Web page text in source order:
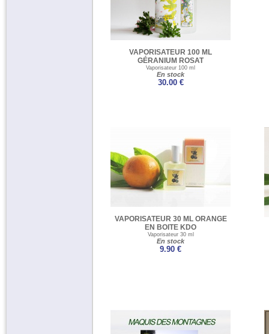
VAPORISATEUR 100 ML
GÉRANIUM ROSAT
Vaporisateur 100 ml
En stock
30.00 €
VAPORISATEUR 30 ML ORANGE
EN BOITE KDO
Vaporisateur 30 ml
En stock
9.90 €